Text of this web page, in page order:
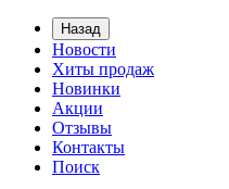
Назад
Новости
Хиты продаж
Новинки
Акции
Отзывы
Контакты
Поиск